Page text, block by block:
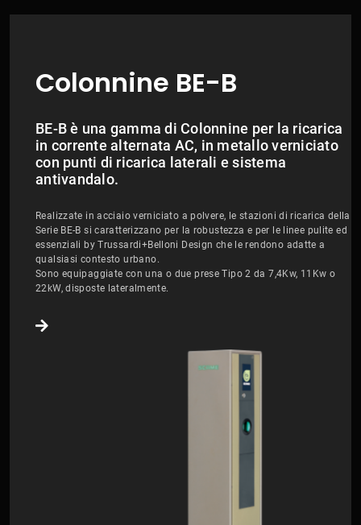
Colonnine BE-B
BE-B è una gamma di Colonnine per la ricarica
in corrente alternata AC, in metallo verniciato
con punti di ricarica laterali e sistema
antivandalo.
Realizzate in acciaio verniciato a polvere, le stazioni di ricarica della
Serie BE-B si caratterizzano per la robustezza e per le linee pulite ed
essenziali by Trussardi+Belloni Design che le rendono adatte a
qualsiasi contesto urbano.
Sono equipaggiate con una o due prese Tipo 2 da 7,4Kw, 11Kw o
22kW, disposte lateralmente.